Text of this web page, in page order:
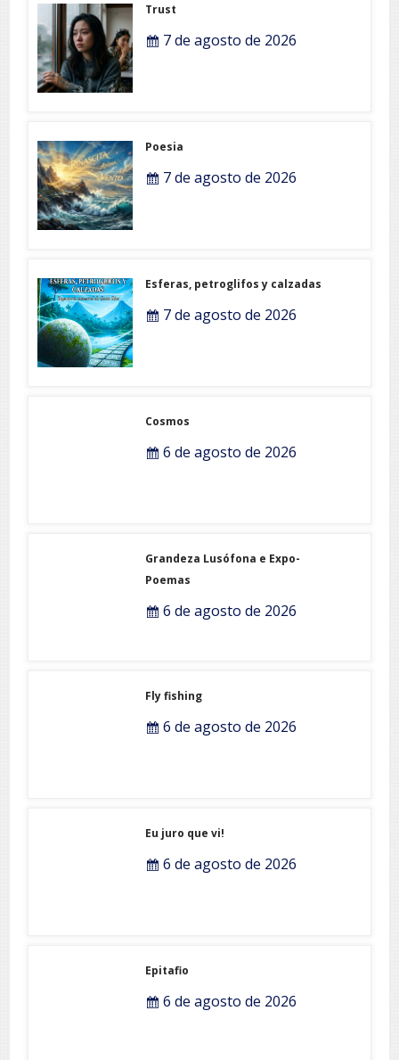
Trust
7 de agosto de 2026
Poesia
7 de agosto de 2026
Esferas, petroglifos y calzadas
7 de agosto de 2026
Cosmos
6 de agosto de 2026
Grandeza Lusófona e Expo-
Poemas
6 de agosto de 2026
Fly fishing
6 de agosto de 2026
Eu juro que vi!
6 de agosto de 2026
Epitafio
6 de agosto de 2026